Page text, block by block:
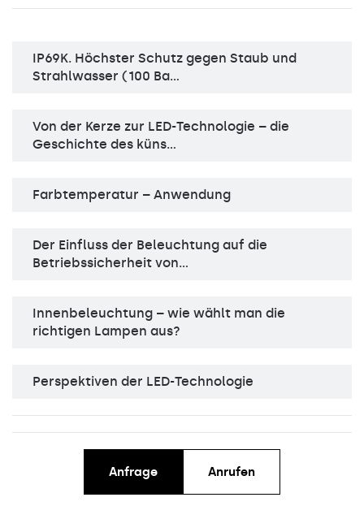
IP69K. Höchster Schutz gegen Staub und
Strahlwasser (100 Ba…
Von der Kerze zur LED-Technologie – die
Geschichte des küns…
Farbtemperatur – Anwendung
Der Einfluss der Beleuchtung auf die
Betriebssicherheit von…
Innenbeleuchtung – wie wählt man die
richtigen Lampen aus?
Perspektiven der LED-Technologie
Anfrage Anrufen